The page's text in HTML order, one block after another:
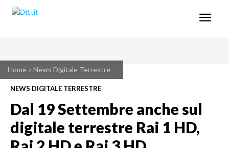
Home News Digitale Terrestre
NEWS DIGITALE TERRESTRE
Dal 19 Settembre anche sul
digitale terrestre Rai 1 HD,